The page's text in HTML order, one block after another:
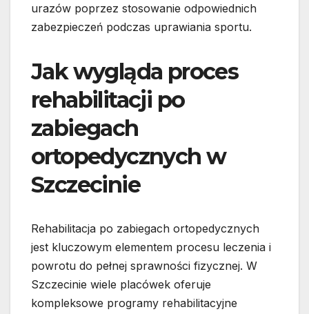
urazów poprzez stosowanie odpowiednich
zabezpieczeń podczas uprawiania sportu.
Jak wygląda proces
rehabilitacji po
zabiegach
ortopedycznych w
Szczecinie
Rehabilitacja po zabiegach ortopedycznych
jest kluczowym elementem procesu leczenia i
powrotu do pełnej sprawności fizycznej. W
Szczecinie wiele placówek oferuje
kompleksowe programy rehabilitacyjne